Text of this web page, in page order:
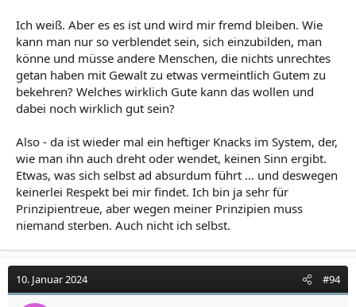
Ich weiß. Aber es es ist und wird mir fremd bleiben. Wie
kann man nur so verblendet sein, sich einzubilden, man
könne und müsse andere Menschen, die nichts unrechtes
getan haben mit Gewalt zu etwas vermeintlich Gutem zu
bekehren? Welches wirklich Gute kann das wollen und
dabei noch wirklich gut sein?
Also - da ist wieder mal ein heftiger Knacks im System, der,
wie man ihn auch dreht oder wendet, keinen Sinn ergibt.
Etwas, was sich selbst ad absurdum führt … und deswegen
keinerlei Respekt bei mir findet. Ich bin ja sehr für
Prinzipientreue, aber wegen meiner Prinzipien muss
niemand sterben. Auch nicht ich selbst.
10. Januar 2024 #94